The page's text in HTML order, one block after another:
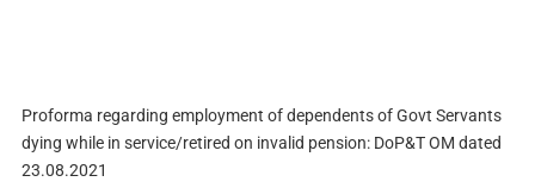
Proforma regarding employment of dependents of Govt Servants
dying while in service/retired on invalid pension: DoP&T OM dated
23.08.2021